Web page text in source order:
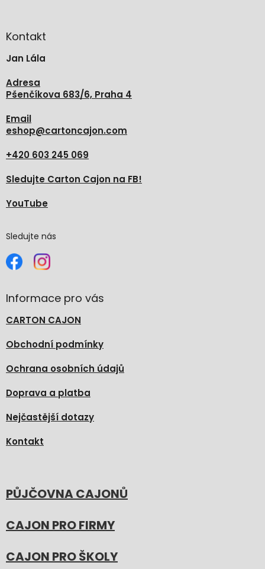
aKontakt
Jan Lála
Adresa
Pšenčíkova 683/6, Praha 4
Email
eshop@cartoncajon.com
+420 603 245 069
Sledujte Carton Cajon na FB!
YouTube
Sledujte nás
Informace pro vás
CARTON CAJON
Obchodní podmínky
Ochrana osobních údajů
Doprava a platba
Nejčastější dotazy
Kontakt
PŮJČOVNA CAJONŮ
CAJON PRO FIRMY
CAJON PRO ŠKOLY